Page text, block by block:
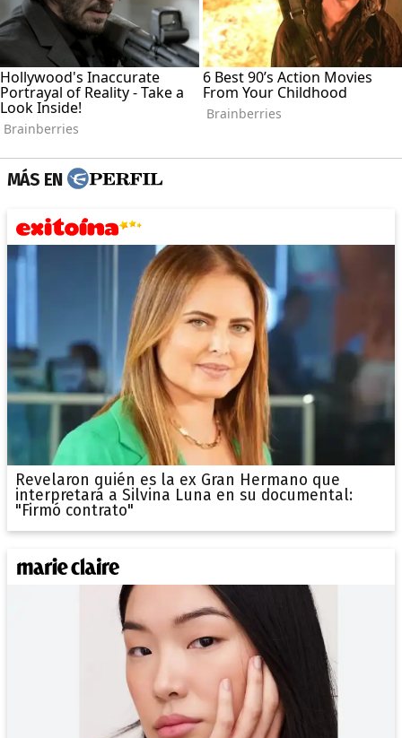
MÁS EN
Revelaron quién es la ex Gran Hermano que
interpretará a Silvina Luna en su documental:
"Firmó contrato"